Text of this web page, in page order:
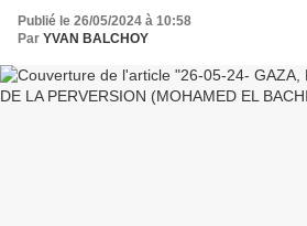
Publié le 26/05/2024 à 10:58
Par YVAN BALCHOY